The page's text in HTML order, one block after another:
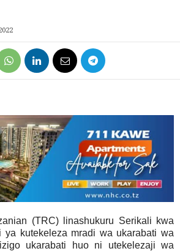
(TRC) linashukuru Serikali kwa
ya kutekeleza mradi wa ukarabati wa
ukarabati huo ni utekelezaji wa